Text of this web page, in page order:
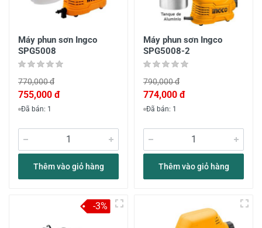
Máy phun sơn Ingco
SPG5008
770,000 đ
755,000 đ
Đã bán: 1
Thêm vào giỏ hàng
Máy phun sơn Ingco
SPG5008-2
790,000 đ
774,000 đ
Đã bán: 1
Thêm vào giỏ hàng
-3%